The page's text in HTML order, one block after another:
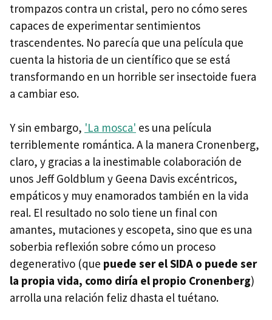
trompazos contra un cristal, pero no cómo seres
capaces de experimentar sentimientos
trascendentes. No parecía que una película que
cuenta la historia de un científico que se está
transformando en un horrible ser insectoide fuera
a cambiar eso.
Y sin embargo, 'La mosca' es una película
terriblemente romántica. A la manera Cronenberg,
claro, y gracias a la inestimable colaboración de
unos Jeff Goldblum y Geena Davis excéntricos,
empáticos y muy enamorados también en la vida
real. El resultado no solo tiene un final con
amantes, mutaciones y escopeta, sino que es una
soberbia reflexión sobre cómo un proceso
degenerativo (que puede ser el SIDA o puede ser
la propia vida, como diría el propio Cronenberg)
arrolla una relación feliz dhasta el tuétano.